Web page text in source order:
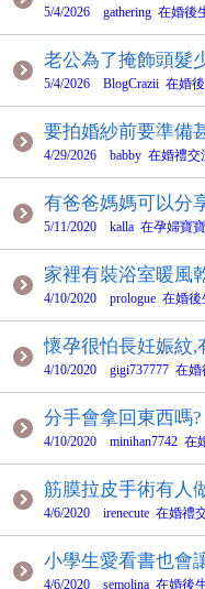
5/4/2026 gathering 在婚
老公為了掩飾頭髮
5/4/2026 BlogCrazii 在婚
要拍婚紗前要準備
4/29/2026 babby 在婚禮
有爸爸媽媽可以分
5/11/2020 kalla 在孕婦寶
家裡有裝浴室暖風
4/10/2020 prologue 在婚
懷孕很怕長妊娠紋,
4/10/2020 gigi737777 在
分手會拿回東西嗎?
4/10/2020 minihan7742
筋膜拉皮手術有人
4/6/2020 irenecute 在婚
小學生愛看書也會
4/6/2020 semolina 在婚